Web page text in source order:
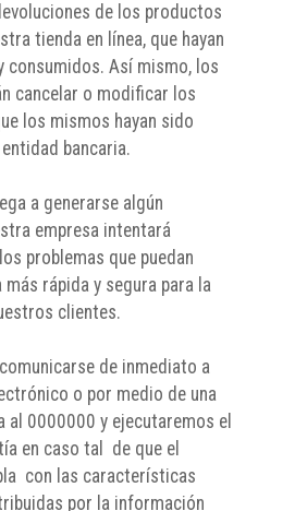
de los productos
tienda en línea, que hayan
consumidos. Así mismo, los
cancelar o modificar los
los mismos hayan sido
bancaria.
a generarse algún
empresa intentará
problemas que puedan
rápida y segura para la
clientes.
de inmediato a
o por medio de una
al 0000000 y ejecutaremos el
en caso tal de que el
con las características
por la información